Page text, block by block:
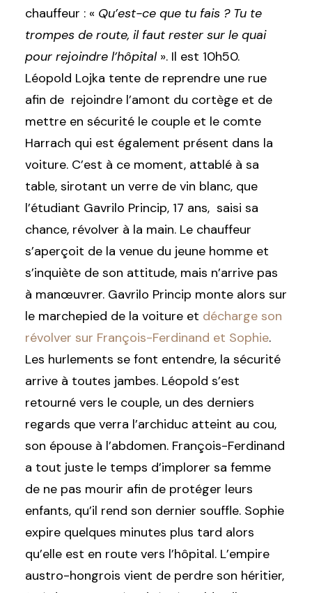
chauffeur : « Qu’est-ce que tu fais ? Tu te
trompes de route, il faut rester sur le quai
pour rejoindre l’hôpital». Il est 10h50.
Léopold Lojka tente de reprendre une rue
afin de rejoindre l’amont du cortège et de
mettre en sécurité le couple et le comte
Harrach qui est également présent dans la
voiture. C’est à ce moment, attablé à sa
table, sirotant un verre de vin blanc, que
l’étudiant Gavrilo Princip, 17 ans, saisi sa
chance, révolver à la main. Le chauffeur
s’aperçoit de la venue du jeune homme et
s’inquiète de son attitude, mais n’arrive pas
à manœuvrer. Gavrilo Princip monte alors sur
le marchepied de la voiture et décharge son
révolver sur François-Ferdinand et Sophie.
Les hurlements se font entendre, la sécurité
arrive à toutes jambes. Léopold s’est
retourné vers le couple, un des derniers
regards que verra l’archiduc atteint au cou,
son épouse à l’abdomen. François-Ferdinand
a tout juste le temps d’implorer sa femme
de ne pas mourir afin de protéger leurs
enfants, qu’il rend son dernier souffle. Sophie
expire quelques minutes plus tard alors
qu’elle est en route vers l’hôpital. L’empire
austro-hongrois vient de perdre son héritier,